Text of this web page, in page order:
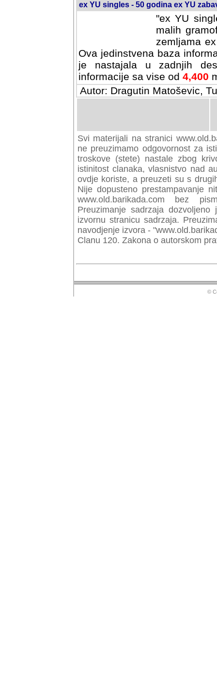
ex YU singles - 50 godina ex YU
"ex YU
malih
zemljama
Ova jedinstvena baza
je nastajala u zadnjih
informacije sa vise od 4,400
Autor: Dragutin Matoševic,
Svi materijali na stranici
preuzimamo odgovornost za
troskove (stete) nastale zbog
istinitost clanaka, vlasnistvo nad
ovdje koriste, a preuzeti su s
Nije dopusteno prestampavanje
www.old.barikada.com bez
Preuzimanje sadrzaja
izvornu stranicu sadrzaja.
navodjenje izvora -
Clanu 120. Zakona o autorskom
©